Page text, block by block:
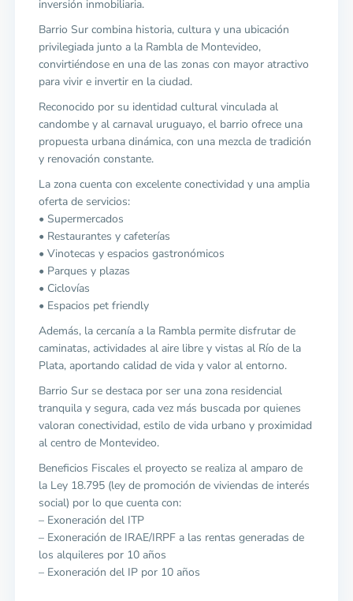
inversión inmobiliaria.
Barrio Sur combina historia, cultura y una ubicación
privilegiada junto a la Rambla de Montevideo,
convirtiéndose en una de las zonas con mayor atractivo
para vivir e invertir en la ciudad.
Reconocido por su identidad cultural vinculada al
candombe y al carnaval uruguayo, el barrio ofrece una
propuesta urbana dinámica, con una mezcla de tradición
y renovación constante.
La zona cuenta con excelente conectividad y una amplia
oferta de servicios:
• Supermercados
• Restaurantes y cafeterías
• Vinotecas y espacios gastronómicos
• Parques y plazas
• Ciclovías
• Espacios pet friendly
Además, la cercanía a la Rambla permite disfrutar de
caminatas, actividades al aire libre y vistas al Río de la
Plata, aportando calidad de vida y valor al entorno.
Barrio Sur se destaca por ser una zona residencial
tranquila y segura, cada vez más buscada por quienes
valoran conectividad, estilo de vida urbano y proximidad
al centro de Montevideo.
Beneficios Fiscales el proyecto se realiza al amparo de
la Ley 18.795 (ley de promoción de viviendas de interés
social) por lo que cuenta con:
– Exoneración del ITP
– Exoneración de IRAE/IRPF a las rentas generadas de
los alquileres por 10 años
– Exoneración del IP por 10 años